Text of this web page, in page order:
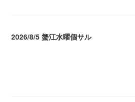
2026/8/5 蟹江水曜個サル